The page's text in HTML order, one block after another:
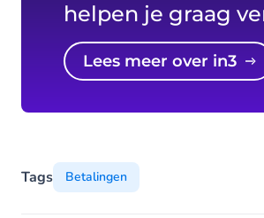
helpen je graag
Lees meer over in3
Tags Betalingen